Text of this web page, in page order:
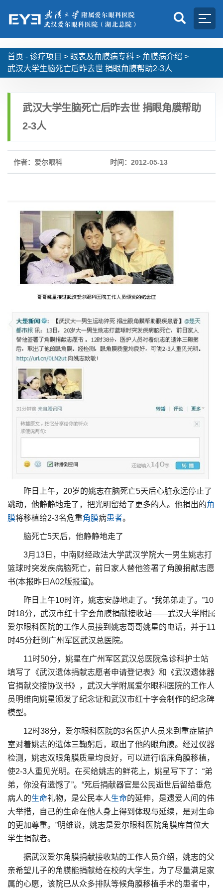
首页 - 诊疗项目 > 眼表及角膜病专科 > 角膜病介绍 >
武汉大学生脑死亡后昨去世 捐眼角膜帮助2-3人
武汉大学生脑死亡后昨去世 捐眼角膜帮助
2-3人
作者：爱尔眼科 时间：2012-05-13
昨日上午，20岁的姚志在脑死亡5天后心脏永远停止了
跳动，他静静地走了，把光明留给了更多的人。他捐出的角
膜将移植给2-3名危重角膜病患者。
脑死亡5天后，他静静地走了
3月13日，中南财经政法大学武汉学院大一男生姚志打
篮球时突发疾病脑死亡，前日家人替他签署了角膜捐献志愿
书(本报昨日A02版报道)。
昨日上午10时许，姚志安静地走了。“我弟弟走了。”10
时18分，武汉市红十字会角膜捐献接收站——武汉大学附属
爱尔眼科医院的工作人员接到姚志哥哥姚星的电话，并于11
时45分赶到广州军区武汉总医院。
11时50分，姚星在广州军区武汉总医院急诊科护士站
填写了《武汉遗体捐献志愿者申请登记表》和《武汉遗体器
官捐献交接协议书》，武汉大学附属爱尔眼科医院的工作人
员明维向姚星颁发了纪念证和武汉市红十字会制作的纪念碑
模型。
12时38分，爱尔眼科医院的3名医护人员来到重症监护
室对着姚志的遗体三鞠躬后，取出了他的眼角膜。经过仪器
检测，姚志双眼角膜质量均良好，可以进行临床角膜移植，
使2-3人重见光明。在买给姚志的鲜花上，姚星写下了：“弟
弟，你没有遗憾了”。“死后捐献器官是公民逝世后留给垂危
病人的生命礼物，是公民本人生命的延伸，是遗爱人间的伟
大举措，自己的生命在他人身上得到体现与延续，是对生命
的更加尊重。”明维说，姚志是爱尔眼科医院角膜库首位大
学生捐献者。
据武汉爱尔角膜捐献接收站的工作人员介绍，姚志的父
亲希望儿子的角膜能捐献给在校的大学生，为了尽量满足家
属的心愿，该院已从众多排队等候角膜移植手术的患者中，